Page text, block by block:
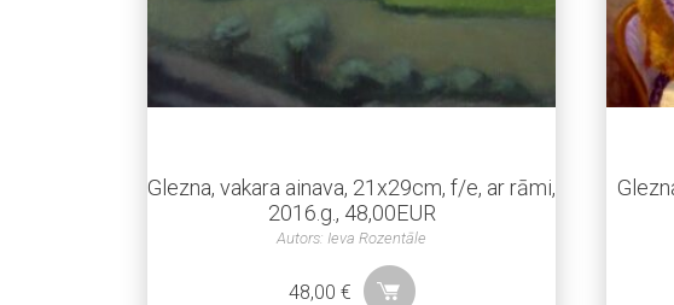
Glezna, vakara ainava, 21x29cm, f/e, ar rāmi,
2016.g., 48,00EUR
Autors: Ieva Rozentāle
48,00 €